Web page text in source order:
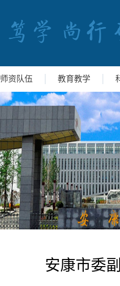
师资队伍 教育教学
安康市委